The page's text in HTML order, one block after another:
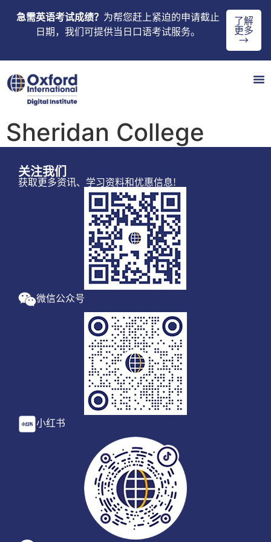
急需英语考试成绩？ 为帮您赶上紧迫的申请截止
日期，我们可提供当日口语考试服务。
了解
更多
→
Sheridan College
关注我们
获取更多资讯、学习资料和优惠信息!
微信公众号
小红书